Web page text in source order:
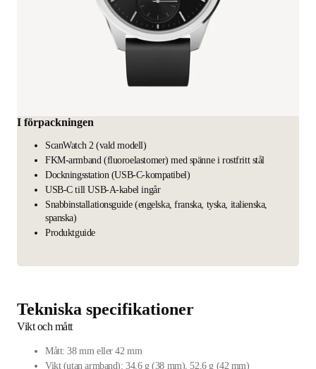
I förpackningen
ScanWatch 2 (vald modell)
FKM-armband (fluoroelastomer) med spänne i rostfritt stål
Dockningsstation (USB-C-kompatibel)
USB-C till USB-A-kabel ingår
Snabbinstallationsguide (engelska, franska, tyska, italienska,
spanska)
Produktguide
Tekniska specifikationer
Vikt och mått
Mått: 38 mm eller 42 mm
Vikt (utan armband): 34,6 g (38 mm), 52,6 g (42 mm)